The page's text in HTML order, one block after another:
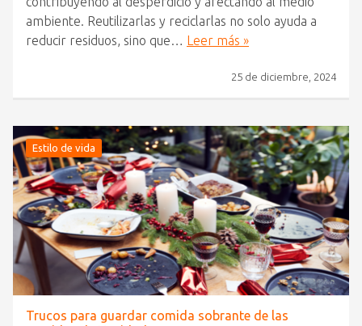
ambiente. Reutilizarlas y reciclarlas no solo ayuda a
reducir residuos, sino que… Leer más »
25 de diciembre, 2024
Estilo de vida
Trucos para guardar comida sobrante de las